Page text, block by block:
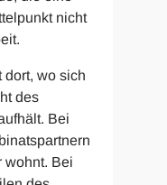
nicht
dort, wo sich
des
Bei
wohnt. Bei